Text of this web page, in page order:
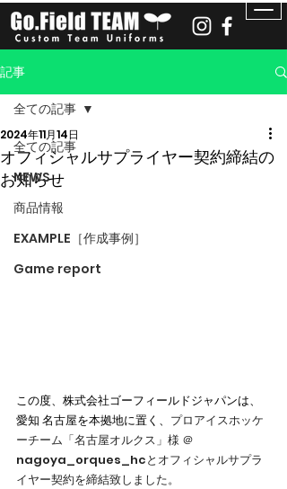
記事
全ての記事
NEWS
商品情報
EXAMPLE［作成事例］
Game report
全ての記事
オフィシャルサプライヤー契約締結の
お知らせ
2024年11月14日
この度、株式会社ゴーフィールドジャパンは、
愛知 名古屋を本拠地に置く、 プロアイスホッケ
ーチーム「名古屋オルクス」様 ＠
nagoya_orques_hcとオフィシャルサプラ
イヤー契約を締結致しました。